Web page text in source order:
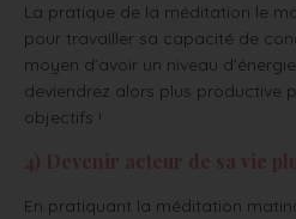
La pratique de la méditation le
pour travailler sa capacité de
moyen d’avoir un niveau
deviendrez alors plus productive
objectifs !
En pratiquant la méditation